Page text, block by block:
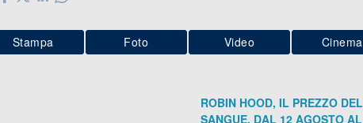
Stampa Foto Video Cinema
ROBIN HOOD, IL PREZZO DEL
SANGUE, DAL 12 AGOSTO AL